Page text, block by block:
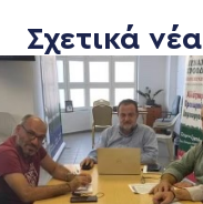
Σχετικά νέα